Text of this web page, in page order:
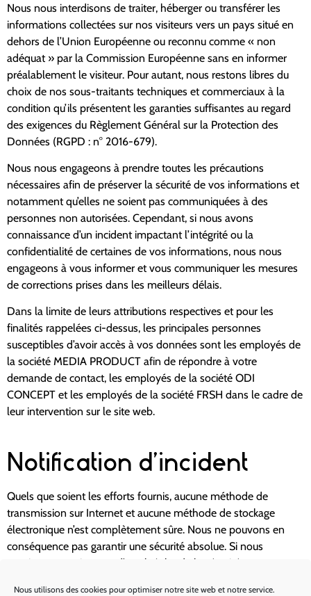
Nous utilisons des cookies pour optimiser notre site web et notre service.
Nous nous interdisons de traiter, héberger ou transférer les
informations collectées sur nos visiteurs vers un pays situé en
dehors de l’Union Européenne ou reconnu comme « non
adéquat » par la Commission Européenne sans en informer
préalablement le visiteur. Pour autant, nous restons libres du
choix de nos sous-traitants techniques et commerciaux à la
condition qu’ils présentent les garanties suffisantes au regard
des exigences du Règlement Général sur la Protection des
Données (RGPD : n° 2016-679).
Nous nous engageons à prendre toutes les précautions
nécessaires afin de préserver la sécurité de vos informations et
notamment qu’elles ne soient pas communiquées à des
personnes non autorisées. Cependant, si nous avons
connaissance d’un incident impactant l’intégrité ou la
confidentialité de certaines de vos informations, nous nous
engageons à vous informer et vous communiquer les mesures
de corrections prises dans les meilleurs délais.
Dans la limite de leurs attributions respectives et pour les
finalités rappelées ci-dessus, les principales personnes
susceptibles d’avoir accès à vos données sont les employés de
la société MEDIA PRODUCT afin de répondre à votre
demande de contact, les employés de la société ODI
CONCEPT et les employés de la société FRSH dans le cadre de
leur intervention sur le site web.
Notification d’incident
Quels que soient les efforts fournis, aucune méthode de
transmission sur Internet et aucune méthode de stockage
électronique n’est complètement sûre. Nous ne pouvons en
conséquence pas garantir une sécurité absolue. Si nous
prenions connaissance d’une brèche de la sécurité, nous